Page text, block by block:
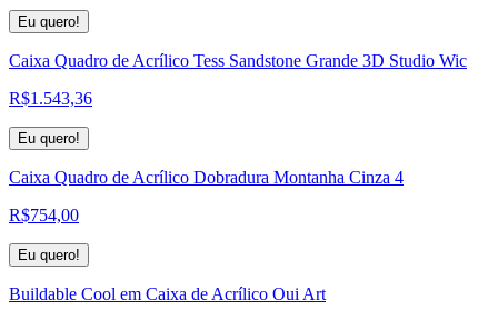
Eu quero!
Caixa Quadro de Acrílico Tess Sandstone Grande 3D Studio Wic
R$1.543,36
Eu quero!
Caixa Quadro de Acrílico Dobradura Montanha Cinza 4
R$754,00
Eu quero!
Buildable Cool em Caixa de Acrílico Oui Art